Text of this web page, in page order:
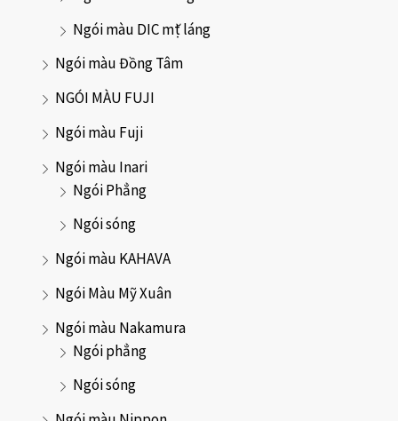
Ngói màu DIC mặt láng
Ngói màu Đồng Tâm
NGÓI MÀU FUJI
Ngói màu Fuji
Ngói màu Inari
Ngói Phẳng
Ngói sóng
Ngói màu KAHAVA
Ngói Màu Mỹ Xuân
Ngói màu Nakamura
Ngói phẳng
Ngói sóng